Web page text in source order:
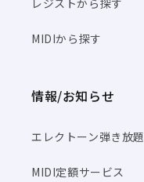
レジストから探す
MIDIから探す
情報/お知らせ
エレクトーン弾き放題
MIDI定額サービス